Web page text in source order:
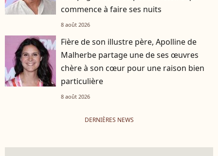
commence à faire ses nuits
8 août 2026
Fière de son illustre père, Apolline de
Malherbe partage une de ses œuvres
chère à son cœur pour une raison bien
particulière
8 août 2026
DERNIÈRES NEWS